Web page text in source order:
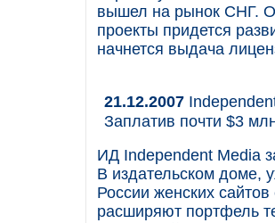
вышел на рынок СНГ.
проекты придется
начнется выдача
21.12.2007
Заплатив почти $3
ИД Independent Media
В издательском доме,
России женских
расширяют портфель